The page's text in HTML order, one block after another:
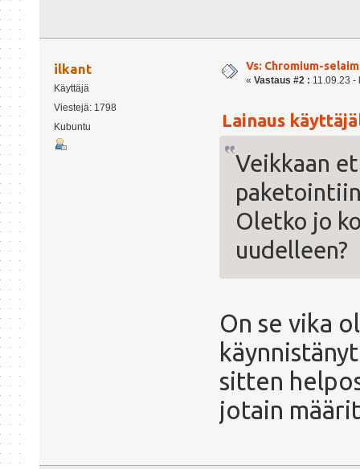
ilkant
Käyttäjä
Viestejä: 1798
Kubuntu
Vs: Chromium-
« Vastaus #2 : 11.09.23 -
Lainaus
Veikkaan
Oletko jo
uudelleen?
On se vika
sitten
jotain